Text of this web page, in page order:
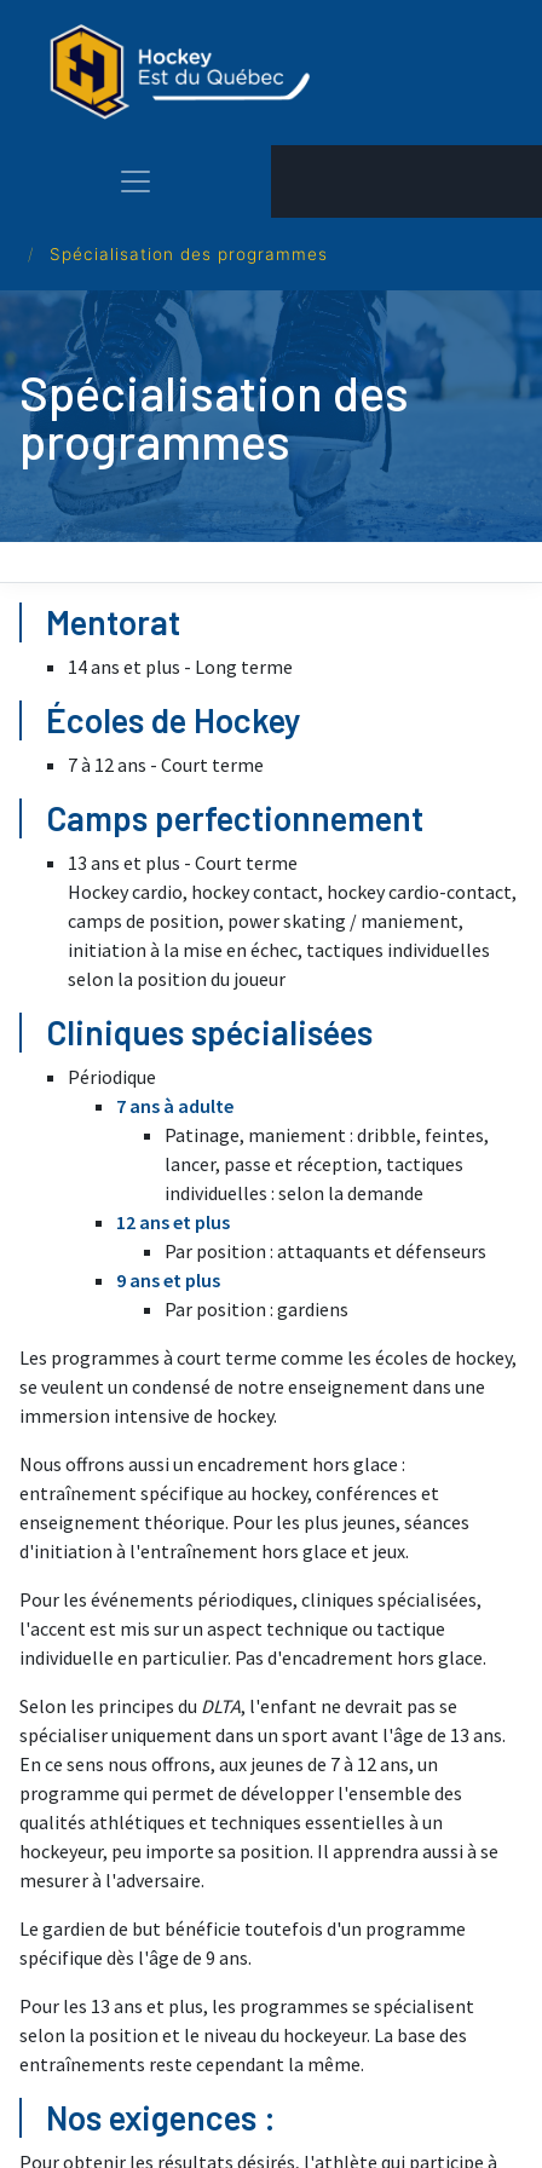
contenu
principal
Spécialisation des programmes
Spécialisation des
programmes
Mentorat
14 ans et plus - Long terme
Écoles de Hockey
7 à 12 ans - Court terme
Camps perfectionnement
13 ans et plus - Court terme
Hockey cardio, hockey contact, hockey cardio-contact,
camps de position, power skating / maniement,
initiation à la mise en échec, tactiques individuelles
selon la position du joueur
Cliniques spécialisées
Périodique
7 ans à adulte
Patinage, maniement : dribble, feintes,
lancer, passe et réception, tactiques
individuelles : selon la demande
12 ans et plus
Par position : attaquants et défenseurs
9 ans et plus
Par position : gardiens
Les programmes à court terme comme les écoles de hockey,
se veulent un condensé de notre enseignement dans une
immersion intensive de hockey.
Nous offrons aussi un encadrement hors glace :
entraînement spécifique au hockey, conférences et
enseignement théorique. Pour les plus jeunes, séances
d'initiation à l'entraînement hors glace et jeux.
Pour les événements périodiques, cliniques spécialisées,
l'accent est mis sur un aspect technique ou tactique
individuelle en particulier. Pas d'encadrement hors glace.
Selon les principes du DLTA, l'enfant ne devrait pas se
spécialiser uniquement dans un sport avant l'âge de 13 ans.
En ce sens nous offrons, aux jeunes de 7 à 12 ans, un
programme qui permet de développer l'ensemble des
qualités athlétiques et techniques essentielles à un
hockeyeur, peu importe sa position. Il apprendra aussi à se
mesurer à l'adversaire.
Le gardien de but bénéficie toutefois d'un programme
spécifique dès l'âge de 9 ans.
Pour les 13 ans et plus, les programmes se spécialisent
selon la position et le niveau du hockeyeur. La base des
entraînements reste cependant la même.
Nos exigences :
Pour obtenir les résultats désirés, l'athlète qui participe à